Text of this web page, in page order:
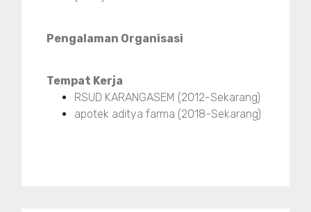
Pengalaman Organisasi
Tempat Kerja
RSUD KARANGASEM (2012-Sekarang)
apotek aditya farma (2018-Sekarang)